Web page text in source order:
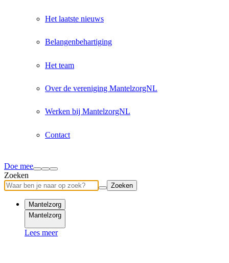
Het laatste nieuws
Belangenbehartiging
Het team
Over de vereniging MantelzorgNL
Werken bij MantelzorgNL
Contact
Doe mee
Zoeken
Zoeken
Mantelzorg
Mantelzorg
Lees meer